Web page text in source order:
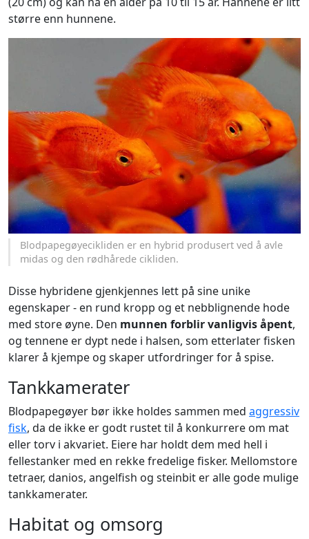
større enn hunnene.
Blodpapegøyecikliden er en hybrid produsert ved å avle
midas og den rødhårede cikliden.
Disse hybridene gjenkjennes lett på sine unike
egenskaper - en rund kropp og et nebblignende hode
med store øyne. Den munnen forblir vanligvis åpent,
og tennene er dypt nede i halsen, som etterlater fisken
klarer å kjempe og skaper utfordringer for å spise.
Tankkamerater
Blodpapegøyer bør ikke holdes sammen med aggressiv
fisk, da de ikke er godt rustet til å konkurrere om mat
eller torv i akvariet. Eiere har holdt dem med hell i
fellestanker med en rekke fredelige fisker. Mellomstore
tetraer, danios, angelfish og steinbit er alle gode mulige
tankkamerater.
Habitat og omsorg